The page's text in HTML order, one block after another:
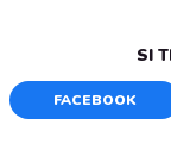
SI
FACEBOOK